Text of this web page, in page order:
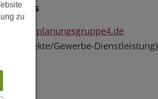
Links
www.planungsgruppe4.de
(Projekte/Gewerbe-Dienstleistung)
zu